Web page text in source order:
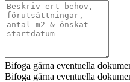
Bifoga gärna eventuella
Bifoga gärna eventuella